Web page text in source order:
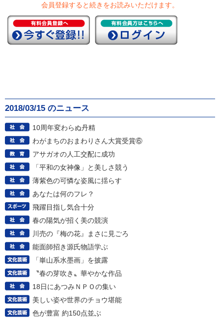
会員登録すると続きをお読みいただけます。
2018/03/15 のニュース
10周年変わらぬ丹精
わがまちのおまわりさん大賞受賞⑥
アサガオの人工交配に成功
「平和の女神像」と美しさ競う
薄紫色の可憐な姿風に揺らす
あなたは何のフレ？
飛躍目指し気合十分
春の陽気が招く美の競演
川売の『梅の花』まさに見ごろ
能面師招き源氏物語学ぶ
「崋山系水墨画」を披露
〝春の芽吹き〟華やかな作品
18日にあつみＮＰＯの集い
美しい姿や世界のチョウ堪能
色が豊富 約150点並ぶ